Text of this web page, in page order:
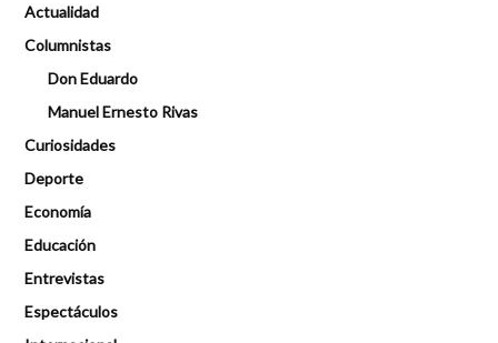
Actualidad
Columnistas
Don Eduardo
Manuel Ernesto Rivas
Curiosidades
Deporte
Economía
Educación
Entrevistas
Espectáculos